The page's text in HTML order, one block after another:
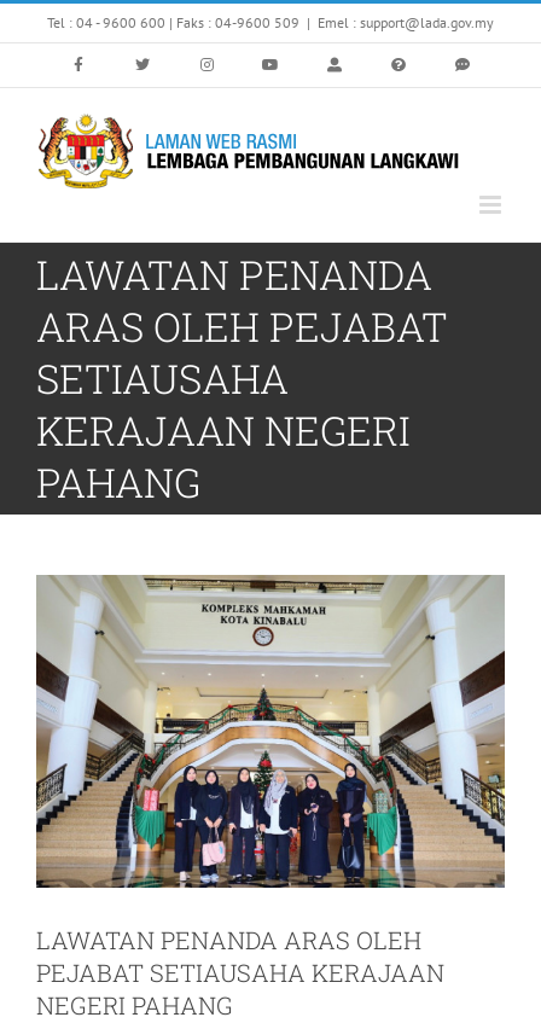
to
Tel : 04 - 9600 600 | Faks : 04-9600 509 | Emel : support@lada.gov.my
LAWATAN PENANDA
ARAS OLEH PEJABAT
SETIAUSAHA
KERAJAAN NEGERI
PAHANG
LAWATAN PENANDA ARAS OLEH
PEJABAT SETIAUSAHA KERAJAAN
NEGERI PAHANG